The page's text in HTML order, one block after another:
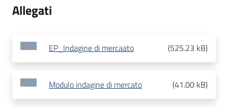
Allegati
EP_Indagine di mercaato (525.23 kB)
Modulo indagine di mercato (41.00 kB)